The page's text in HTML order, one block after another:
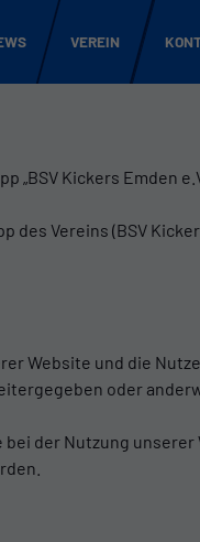
VEREIN
„BSV Kickers Emden
Vereins (BSV
Website und die
oder
der Nutzung unserer